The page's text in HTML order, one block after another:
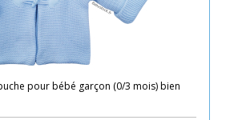
pour bébé garçon (0/3 mois) bien